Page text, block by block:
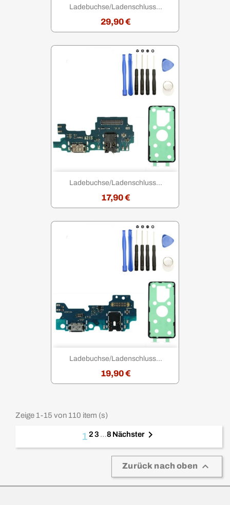
Ladebuchse/Ladenschluss...
29,90 €
Ladebuchse/Ladenschluss...
17,90 €
Ladebuchse/Ladenschluss...
19,90 €
Zeige 1-15 von 110 item (s)
1 23 …8 Nächster
Zurück nach oben 